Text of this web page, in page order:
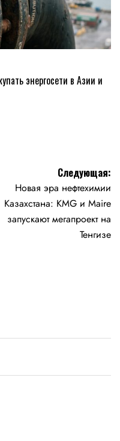
энергосети в Азии и
Следующая:
Новая эра нефтехимии
Казахстана: KMG и Maire
запускают мегапроект на
Тенгизе